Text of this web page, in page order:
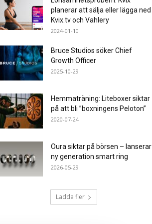
planerar att sälja eller lägga ned
Kvix.tv och Vahlery
2024-01-10
Bruce Studios söker Chief
Growth Officer
2025-10-29
Hemmaträning: Liteboxer siktar
på att bli ”boxningens Peloton”
2020-07-24
Oura siktar på börsen – lanserar
ny generation smart ring
2026-05-29
Ladda fler